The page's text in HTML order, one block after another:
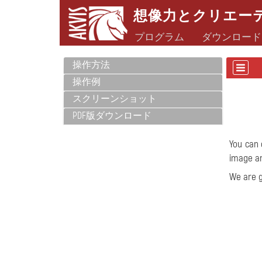
想像力とクリエー
プログラム ダウンロード
操作方法
操作例
スクリーンショット
PDF版ダウンロード
You
image
We are